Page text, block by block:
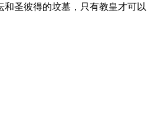
圣彼得的坟墓，只有教皇才可以